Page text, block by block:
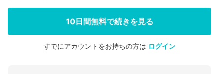
会員登録する
10日間無料で続きを見る
すでにアカウントをお持ちの方は ログイン